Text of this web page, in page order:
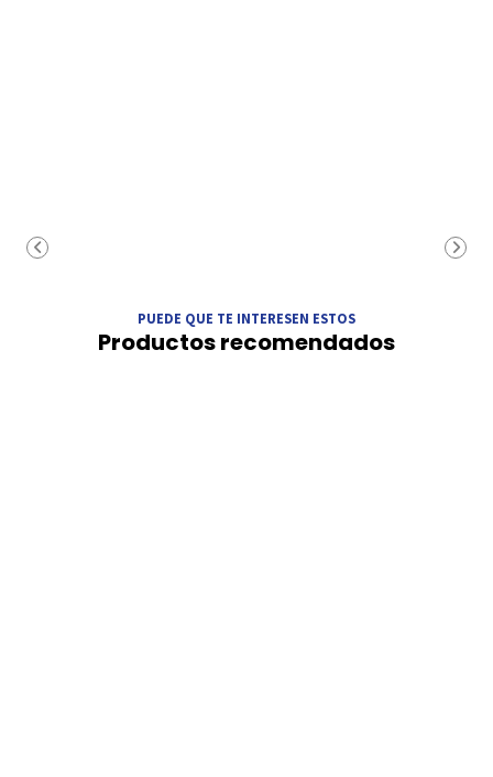
PUEDE QUE TE INTERESEN ESTOS
Productos recomendados